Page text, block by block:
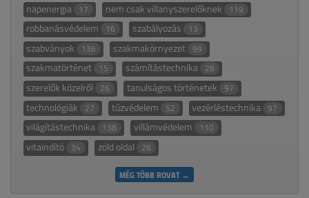
napenergia 17 nem csak villanyszerelőknek 119
robbanásvédelem 16 szabályozás 13
szabványok 136 szakmakörnyezet 99
szakmatörténet 15 számítástechnika 28
szerelők közelről 26 tanulságos történetek 97
technológiák 27 tűzvédelem 52 vezérléstechnika 97
világítástechnika 138 villámvédelem 110
vitaindító 34 zöld oldal 28
MÉG TÖBB ROVAT →